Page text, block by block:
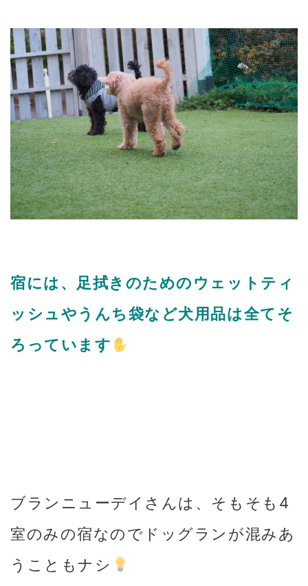
宿には、足拭きのためのウェットティ
ッシュやうんち袋など犬用品は全てそ
ろっています
ブランニューデイさんは、そもそも4
室のみの宿なのでドッグランが混みあ
うこともナシ